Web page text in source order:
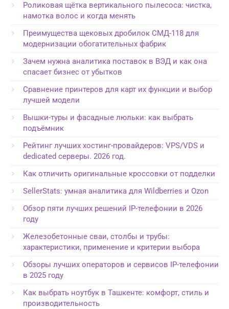
Роликовая щётка вертикального пылесоса: чистка,
намотка волос и когда менять
Преимущества щековых дробилок СМД-118 для
модернизации обогатительных фабрик
Зачем нужна аналитика поставок в ВЭД и как она
спасает бизнес от убытков
Сравнение принтеров для карт их функции и выбор
лучшей модели
Вышки-туры и фасадные люльки: как выбрать
подъёмник
Рейтинг лучших хостинг-провайдеров: VPS/VDS и
dedicated серверы. 2026 год.
Как отличить оригинальные кроссовки от подделки
SellerStats: умная аналитика для Wildberries и Ozon
Обзор пяти лучших решений IP-телефонии в 2026
году
Железобетонные сваи, столбы и трубы:
характеристики, применение и критерии выбора
Обзоры лучших операторов и сервисов IP-телефонии
в 2025 году
Как выбрать ноутбук в Ташкенте: комфорт, стиль и
производительность